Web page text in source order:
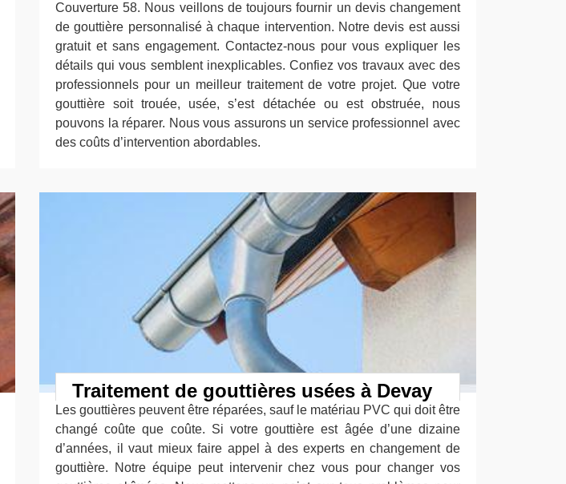
Couverture 58. Nous veillons de toujours fournir un devis changement
de gouttière personnalisé à chaque intervention. Notre devis est aussi
gratuit et sans engagement. Contactez-nous pour vous expliquer les
détails qui vous semblent inexplicables. Confiez vos travaux avec des
professionnels pour un meilleur traitement de votre projet. Que votre
gouttière soit trouée, usée, s’est détachée ou est obstruée, nous
pouvons la réparer. Nous vous assurons un service professionnel avec
des coûts d’intervention abordables.
Traitement de gouttières usées à Devay
Les gouttières peuvent être réparées, sauf le matériau PVC qui doit être
changé coûte que coûte. Si votre gouttière est âgée d’une dizaine
d’années, il vaut mieux faire appel à des experts en changement de
gouttière. Notre équipe peut intervenir chez vous pour changer vos